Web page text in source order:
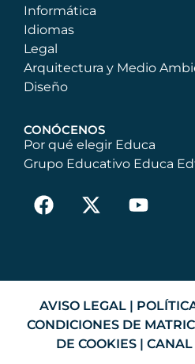
Informática
Idiomas
Legal
Arquitectura y Medio
Diseño
CONÓCENOS
Por qué elegir Educa
Grupo Educativo Educa
AVISO LEGAL |
CONDICIONES DE
DE COOKIES |